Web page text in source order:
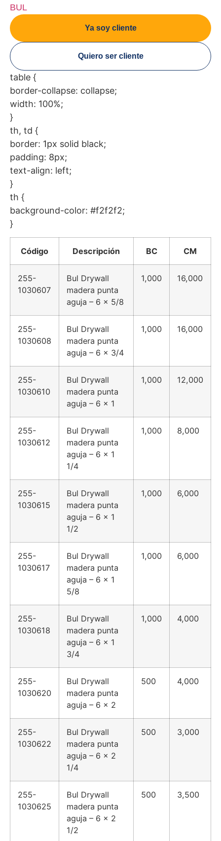
BUL
Ya soy cliente
Quiero ser cliente
table {
border-collapse: collapse;
width: 100%;
}
th, td {
border: 1px solid black;
padding: 8px;
text-align: left;
}
th {
background-color: #f2f2f2;
}
Código Descripción BC CM
255-
1030607
Bul Drywall
madera punta
aguja – 6 x 5/8
1,000 16,000
255-
1030608
Bul Drywall
madera punta
aguja – 6 x 3/4
1,000 16,000
255-
1030610
Bul Drywall
madera punta
aguja – 6 x 1
1,000 12,000
255-
1030612
Bul Drywall
madera punta
aguja – 6 x 1
1/4
1,000 8,000
255-
1030615
Bul Drywall
madera punta
aguja – 6 x 1
1/2
1,000 6,000
255-
1030617
Bul Drywall
madera punta
aguja – 6 x 1
5/8
1,000 6,000
255-
1030618
Bul Drywall
madera punta
aguja – 6 x 1
3/4
1,000 4,000
255-
1030620
Bul Drywall
madera punta
aguja – 6 x 2
500 4,000
255-
1030622
Bul Drywall
madera punta
aguja – 6 x 2
1/4
500 3,000
255-
1030625
Bul Drywall
madera punta
aguja – 6 x 2
1/2
500 3,500